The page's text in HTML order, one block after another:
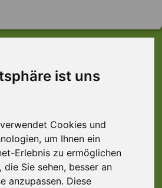
ist uns
Cookies und
um Ihnen ein
Erlebnis zu ermöglichen
die Sie sehen, besser an
anzupassen. Diese
ist leider
verfügbar ...
ist hier etwas dabei: